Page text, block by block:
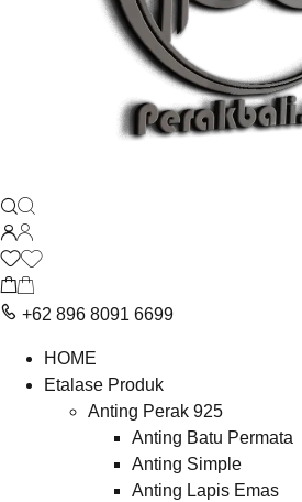
+62 896 8091 6699
HOME
Etalase Produk
Anting Perak 925
Anting Batu Permata
Anting Simple
Anting Lapis Emas